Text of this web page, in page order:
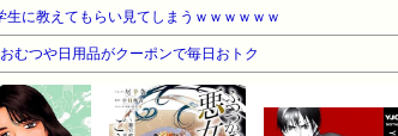
生に教えてもらい見てしまうｗｗｗｗｗｗ
むつや日用品がクーポンで毎日おトク